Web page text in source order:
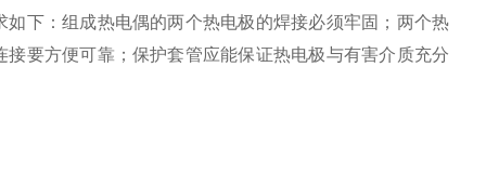
下：组成热电偶的两个热电极的焊接必须牢固；两个热
要方便可靠；保护套管应能保证热电极与有害介质充分